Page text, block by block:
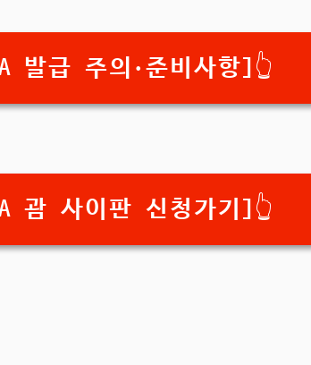
발급 주의·준비사항]👆️
괌 사이판 신청가기]👆️